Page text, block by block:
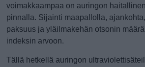
voimakkaampaa on auringon
pinnalla. Sijainti maapallolla,
paksuus ja yläilmakehän otsonin
indeksin arvoon.
Tällä hetkellä auringon